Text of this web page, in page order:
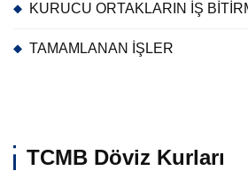
KURUCU ORTAKLARIN İŞ
TAMAMLANAN İŞLER
TCMB Döviz Kurları